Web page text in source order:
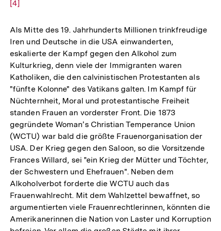
[4]
Als Mitte des 19. Jahrhunderts Millionen trinkfreudige
Iren und Deutsche in die USA einwanderten,
eskalierte der Kampf gegen den Alkohol zum
Kulturkrieg, denn viele der Immigranten waren
Katholiken, die den calvinistischen Protestanten als
"fünfte Kolonne" des Vatikans galten. Im Kampf für
Nüchternheit, Moral und protestantische Freiheit
standen Frauen an vorderster Front. Die 1873
gegründete Woman’s Christian Temperance Union
(WCTU) war bald die größte Frauenorganisation der
USA. Der Krieg gegen den Saloon, so die Vorsitzende
Frances Willard, sei "ein Krieg der Mütter und Töchter,
der Schwestern und Ehefrauen". Neben dem
Alkoholverbot forderte die WCTU auch das
Frauenwahlrecht. Mit dem Wahlzettel bewaffnet, so
argumentierten viele Frauenrechtlerinnen, könnten die
Amerikanerinnen die Nation von Laster und Korruption